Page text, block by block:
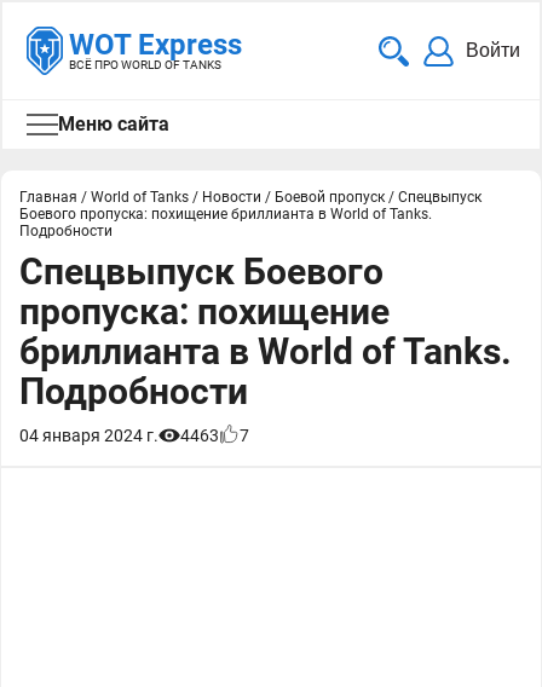
WOT Express
ВСЁ ПРО WORLD OF TANKS
Войти
Меню сайта
Главная / World of Tanks / Новости / Боевой пропуск / Спецвыпуск
Боевого пропуска: похищение бриллианта в World of Tanks.
Подробности
Спецвыпуск Боевого
пропуска: похищение
бриллианта в World of Tanks.
Подробности
04 января 2024 г. 4463 7